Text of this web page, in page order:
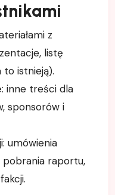
z
listę
istnieją).
inne treści dla
sponsorów i
umówienia
pobrania raportu,